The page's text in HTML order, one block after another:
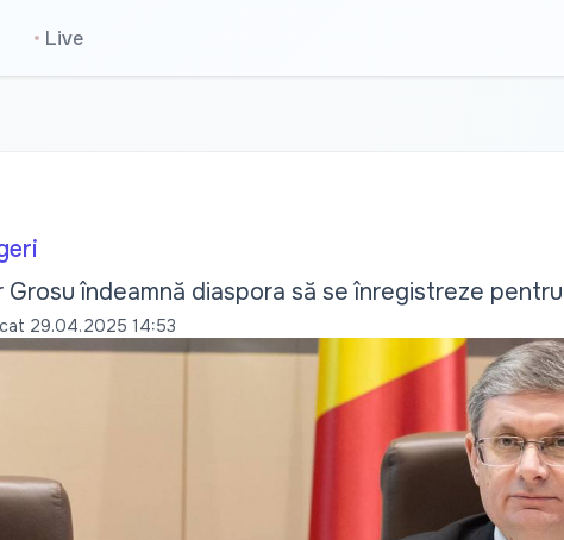
• Live
Grosu îndeamnă diaspora să se înregistreze
29.04.2025 14:53